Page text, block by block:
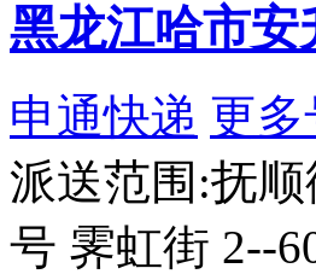
黑龙江哈市安
申通快递 更多
派送范围:抚顺
号 霁虹街 2--